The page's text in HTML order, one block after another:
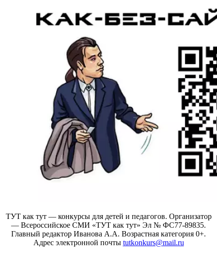
ТУТ как тут — конкурсы для детей и педагогов. Организатор
— Всероссийское СМИ «ТУТ как тут» Эл № ФС77-89835.
Главный редактор Иванова А.А. Возрастная категория 0+.
Адрес электронной почты tutkonkurs@mail.ru